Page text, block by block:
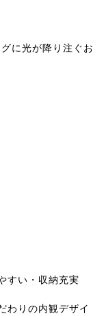
に光が降り注ぐお
すい・収納充実
わりの内観デザイ